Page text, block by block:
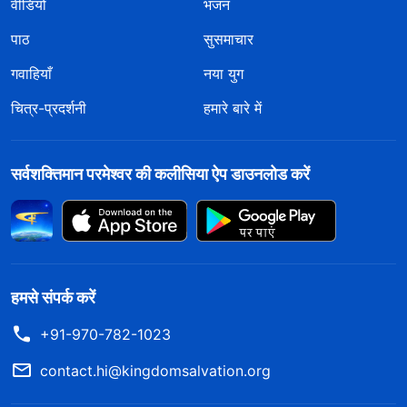
वीडियो
भजन
पाठ
सुसमाचार
गवाहियाँ
नया युग
चित्र-प्रदर्शनी
हमारे बारे में
सर्वशक्तिमान परमेश्वर की कलीसिया ऐप डाउनलोड करें
हमसे संपर्क करें
+91-970-782-1023
contact.hi@kingdomsalvation.org